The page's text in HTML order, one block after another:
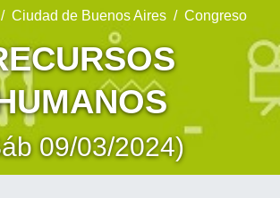
Ciudad de Buenos Aires Congreso
09/03/2024)